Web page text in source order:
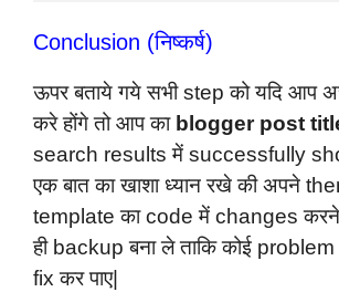
Conclusion (निष्कर्ष)
ऊपर बताये गये सभी step को यदि आप
करे होंगे तो आप का blogger post
search results में successfully
एक बात का खाशा ध्यान रखे की अपने
template का code में changes
ही backup बना ले ताकि कोई
fix कर पाए|